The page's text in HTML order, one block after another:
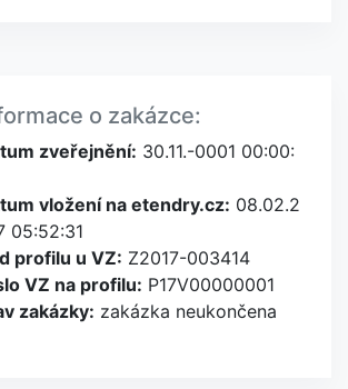
o zakázce:
zveřejnění: 30.11.-0001 00:00:
vložení na etendry.cz: 08.02.2
05:52:31
profilu u VZ: Z2017-003414
VZ na profilu: P17V00000001
zakázky: zakázka neukončena